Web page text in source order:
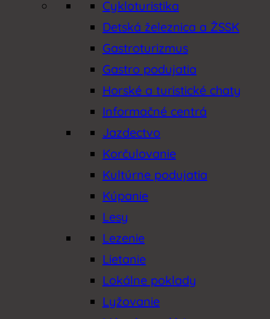
Horské a turistické chaty
Cykloturistika
Detská železnica a ŽSSK
Gastroturizmus
Gastro podujatia
Horské a turistické chaty
Informačné centrá
Jazdectvo
Korčulovanie
Kultúrne podujatia
Kúpanie
Lesy
Lezenie
Lietanie
Lokálne poklady
Lyžovanie